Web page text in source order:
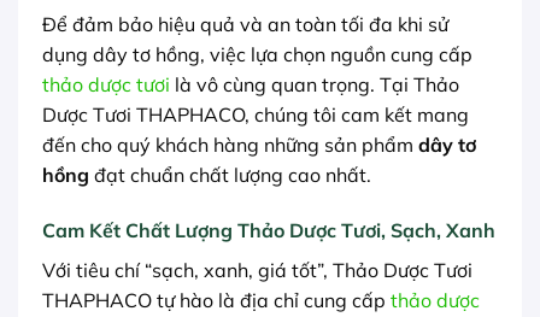
Để đảm bảo hiệu quả và an toàn tối đa khi sử
dụng dây tơ hồng, việc lựa chọn nguồn cung cấp
thảo dược tươi là vô cùng quan trọng. Tại Thảo
Dược Tươi THAPHACO, chúng tôi cam kết mang
đến cho quý khách hàng những sản phẩm dây tơ
hồng đạt chuẩn chất lượng cao nhất.
Cam Kết Chất Lượng Thảo Dược Tươi, Sạch, Xanh
Với tiêu chí “sạch, xanh, giá tốt”, Thảo Dược Tươi
THAPHACO tự hào là địa chỉ cung cấp thảo dược